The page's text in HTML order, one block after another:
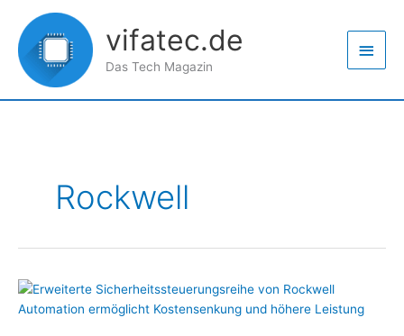
Inhalt
springen
vifatec.de
Das Tech Magazin
Rockwell
Erweiterte
Sicherheitssteuerungsreihe